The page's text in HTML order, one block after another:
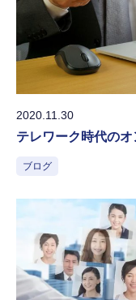
2020.11.30
テレワーク時代の
ブログ